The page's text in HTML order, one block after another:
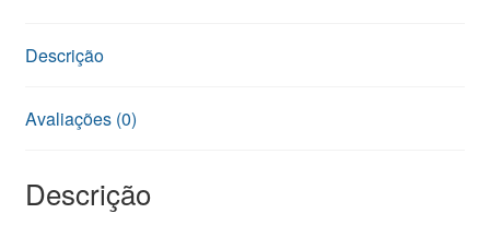
Descrição
Avaliações (0)
Descrição